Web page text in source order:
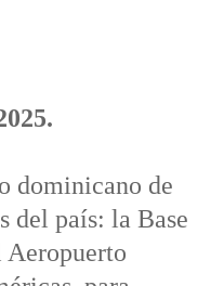
dominicano de
del país: la Base
Aeropuerto